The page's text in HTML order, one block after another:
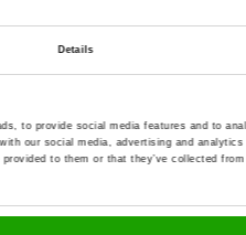
Details
to provide social media features and to
our social media, advertising and
to them or that they’ve collected
sont en stock